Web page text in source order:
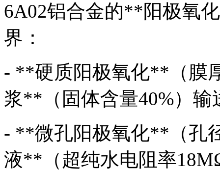
6A02铝合金的**阳极氧
界：
- **硬质阳极氧化**（膜
浆**（固体含量40%）输
- **微孔阳极氧化**（孔
液**（超纯水电阻率